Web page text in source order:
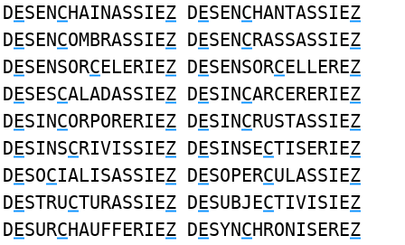
DESENCHAINASSIEZ DESENCHANTASSIEZ
DESENCOMBRASSIEZ DESENCRASSASSIEZ
DESENSORCELERIEZ DESENSORCELLEREZ
DESESCALADASSIEZ DESINCARCERERIEZ
DESINCORPORERIEZ DESINCRUSTASSIEZ
DESINSCRIVISSIEZ DESINSECTISERIEZ
DESOCIALISASSIEZ DESOPERCULASSIEZ
DESTRUCTURASSIEZ DESUBJECTIVISIEZ
DESURCHAUFFERIEZ DESYNCHRONISEREZ